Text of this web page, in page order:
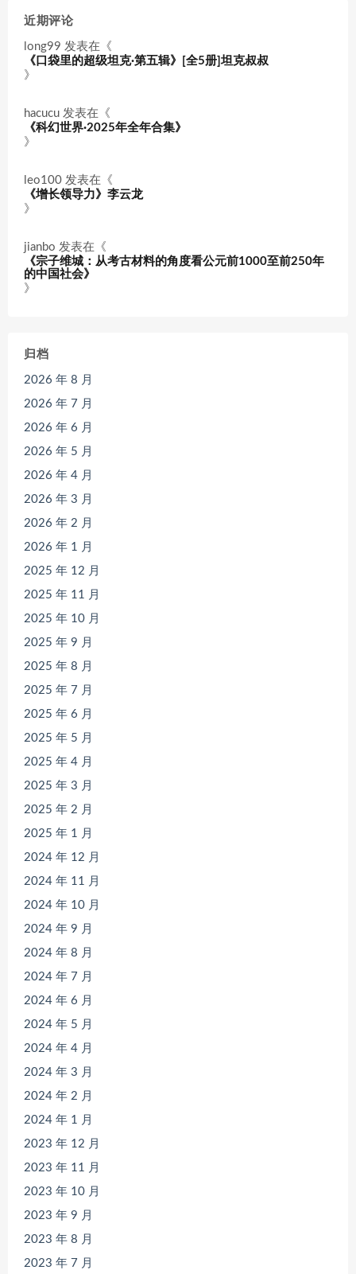
近期评论
long99 发表在《
《口袋里的超级坦克·第五辑》[全5册]坦克叔叔
》
hacucu 发表在《
《科幻世界·2025年全年合集》
》
leo100 发表在《
《增长领导力》李云龙
》
jianbo 发表在《
《宗子维城：从考古材料的角度看公元前1000至前250年
的中国社会》
》
归档
2026 年 8 月
2026 年 7 月
2026 年 6 月
2026 年 5 月
2026 年 4 月
2026 年 3 月
2026 年 2 月
2026 年 1 月
2025 年 12 月
2025 年 11 月
2025 年 10 月
2025 年 9 月
2025 年 8 月
2025 年 7 月
2025 年 6 月
2025 年 5 月
2025 年 4 月
2025 年 3 月
2025 年 2 月
2025 年 1 月
2024 年 12 月
2024 年 11 月
2024 年 10 月
2024 年 9 月
2024 年 8 月
2024 年 7 月
2024 年 6 月
2024 年 5 月
2024 年 4 月
2024 年 3 月
2024 年 2 月
2024 年 1 月
2023 年 12 月
2023 年 11 月
2023 年 10 月
2023 年 9 月
2023 年 8 月
2023 年 7 月